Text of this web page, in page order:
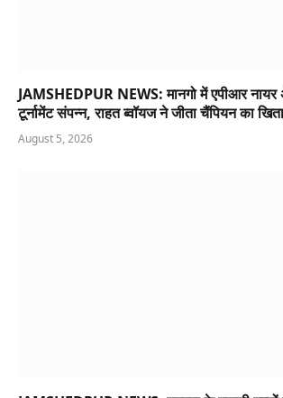
JAMSHEDPUR NEWS: मानगो में एपीआर
टूर्नामेंट संपन्न, राहत ब्वॉयज ने जीता चैंपियन का
August 5, 2026